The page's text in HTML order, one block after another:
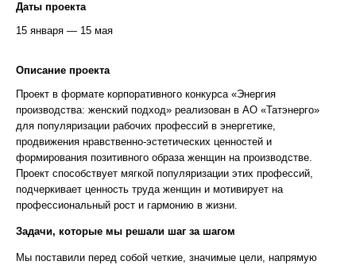
Даты проекта
15 января — 15 мая
Описание проекта
Проект в формате корпоративного конкурса «Энергия
производства: женский подход» реализован в АО «Татэнерго»
для популяризации рабочих профессий в энергетике,
продвижения нравственно-эстетических ценностей и
формирования позитивного образа женщин на производстве.
Проект способствует мягкой популяризации этих профессий,
подчеркивает ценность труда женщин и мотивирует на
профессиональный рост и гармонию в жизни.
Задачи, которые мы решали шаг за шагом
Мы поставили перед собой четкие, значимые цели, напрямую